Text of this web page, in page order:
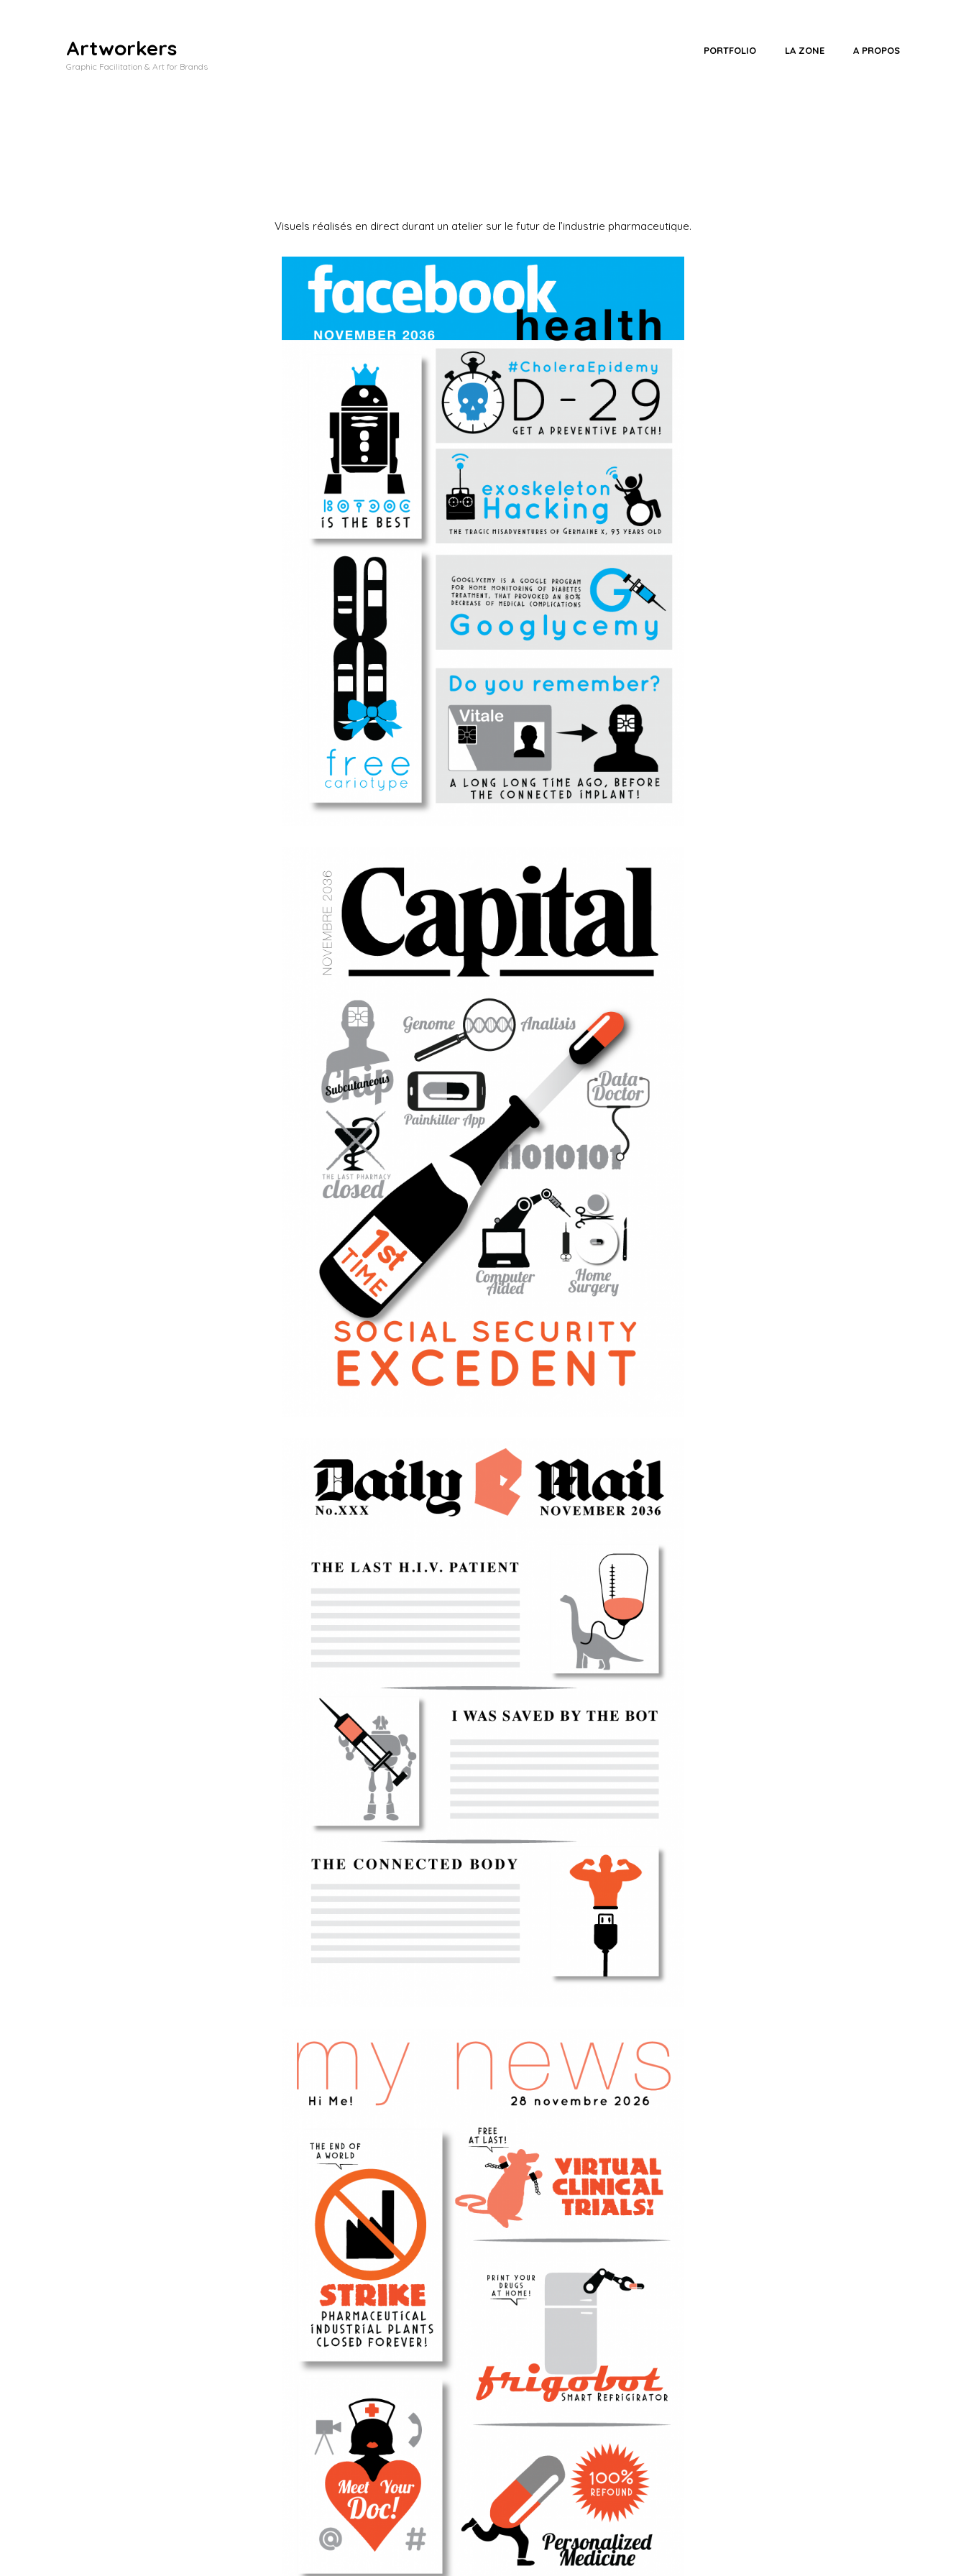
Artworkers
Graphic Facilitation & Art for Brands
PORTFOLIO LA ZONE A PROPOS
Visuels réalisés en direct durant un atelier sur le futur de l’industrie pharmaceutique.